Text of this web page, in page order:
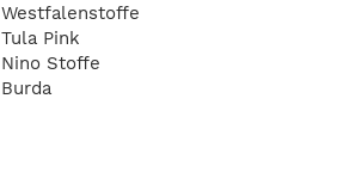
Westfalenstoffe
Tula Pink
Nino Stoffe
Burda